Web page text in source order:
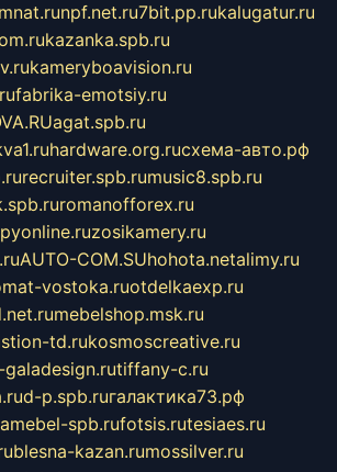
npf.net.ru7bit.pp.rukalugatur.ru
kazanka.spb.ru
kameryboavision.ru
fabrika-emotsiy.ru
agat.spb.ru
hardware.org.ruсхема-авто.рф
recruiter.spb.rumusic8.spb.ru
romanofforex.ru
zosikamery.ru
AUTO-COM.SUhohota.netalimy.ru
vostoka.ruotdelkaexp.ru
mebelshop.msk.ru
td.rukosmoscreative.ru
tiffany-c.ru
d-p.spb.ruгалактика73.рф
spb.rufotsis.rutesiaes.ru
blesna-kazan.rumossilver.ru